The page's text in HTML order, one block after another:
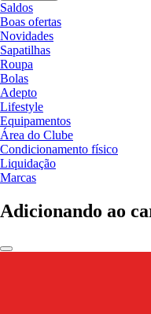
Saldos
Boas ofertas
Novidades
Sapatilhas
Roupa
Bolas
Adepto
Lifestyle
Equipamentos
Área do Clube
Condicionamento físico
Liquidação
Marcas
Adicionando ao